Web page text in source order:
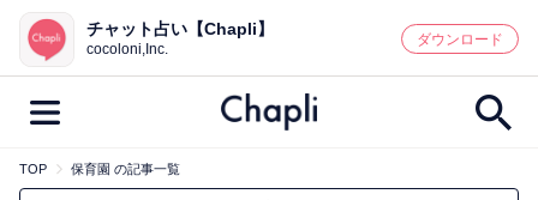
鑑定記事・占い師検索
最新記事一覧
チャット占い【Chapli】
cocoloni,Inc.
ダウンロード
TOP 保育園 の記事一覧